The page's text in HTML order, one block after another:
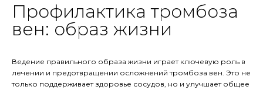
Профилактика тромбоза
вен: образ жизни
Ведение правильного образа жизни играет ключевую роль в
лечении и предотвращении осложнений тромбоза вен. Это не
только поддерживает здоровье сосудов, но и улучшает общее